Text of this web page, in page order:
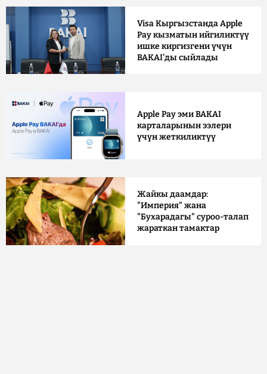
Visa Кыргызстанда Apple
Pay кызматын ийгиликтүү
ишке киргизгени үчүн
BAKAI'ды сыйлады
Apple Pay эми BAKAI
карталарынын ээлери
үчүн жеткиликтүү
Жайкы даамдар:
"Империя" жана
"Бухарадагы" суроо-талап
жараткан тамактар